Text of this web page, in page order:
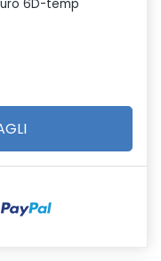
6D-temp